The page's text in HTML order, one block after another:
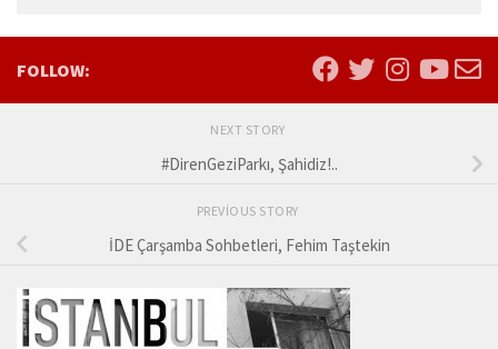
FOLLOW:
NEXT STORY
#DirenGeziParkı, Şahidiz!..
PREVIOUS STORY
İDE Çarşamba Sohbetleri, Fehim Taştekin